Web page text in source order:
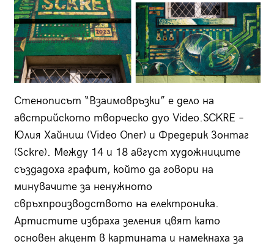
Стенописът “Взаимовръзки” е дело на
австрийското творческо дуо Video.SCKRE –
Юлия Хайниш (Video Oner) и Фредерик Зонтаг
(Sckre). Между 14 и 18 август художниците
създадоха графит, който да говори на
минувачите за ненужното
свръхпроизводството на електроника.
Артистите избраха зеления цвят като
основен акцент в картината и намекнаха за